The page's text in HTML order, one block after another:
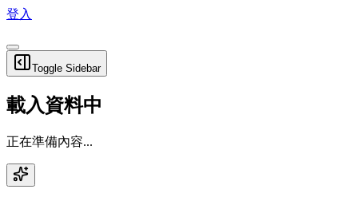
登入
Toggle Sidebar
載入資料中
正在準備內容...